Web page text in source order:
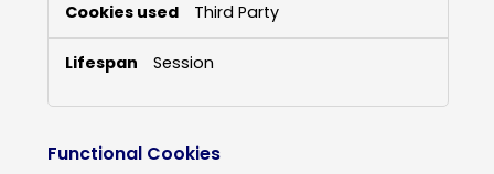
Third Party
Session
Functional Cookies